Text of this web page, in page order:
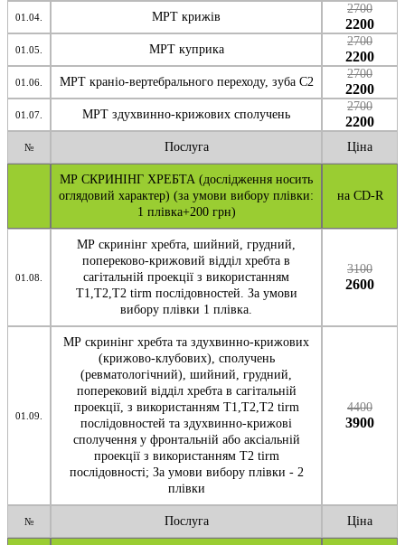
01.04. МРТ крижів
2700
2200
01.05. МРТ куприка
2700
2200
01.06. МРТ краніо-вертебрального переходу, зуба С2
2700
2200
01.07. МРТ здухвинно-крижових сполучень
2700
2200
№ Послуга Ціна
МР СКРИНІНГ ХРЕБТА (дослідження носить
оглядовий характер) (за умови вибору плівки:
1 плівка+200 грн)
на CD-R
01.08.
МР скринінг хребта, шийний, грудний,
попереково-крижовий відділ хребта в
сагітальній проекції з використанням
Т1,Т2,Т2 tirm послідовностей. За умови
вибору плівки 1 плівка.
3100
2600
01.09.
МР скринінг хребта та здухвинно-крижових
(крижово-клубових), сполучень
(ревматологічний), шийний, грудний,
поперековий відділ хребта в сагітальній
проекції, з використанням Т1,Т2,Т2 tirm
послідовностей та здухвинно-крижові
сполучення у фронтальній або аксіальній
проекції з використанням Т2 tirm
послідовності; За умови вибору плівки - 2
плівки
4400
3900
№ Послуга Ціна